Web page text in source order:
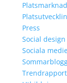
Press
Social design
Sociala
Trendrapport